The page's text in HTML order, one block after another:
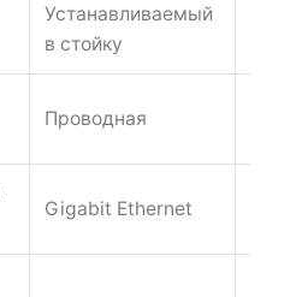
Устанавливаемый
в стойку
Проводная
Gigabit Ethernet